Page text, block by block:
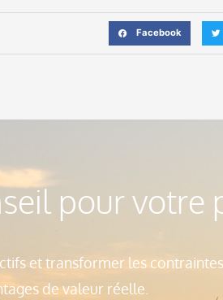
Facebook
pour votre
et transformer les
de valeur réelle.